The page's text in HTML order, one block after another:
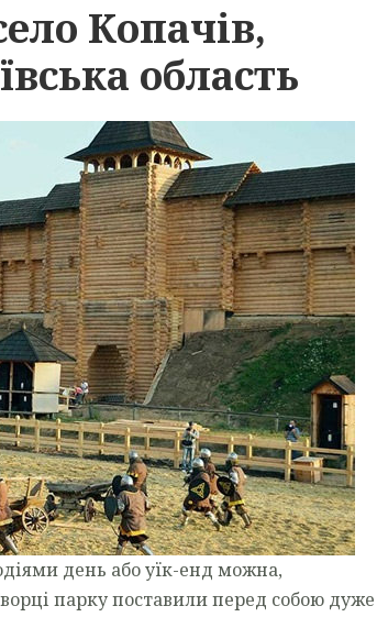
Копачів,
область
день або уїк-енд можна,
парку поставили перед собою дуже